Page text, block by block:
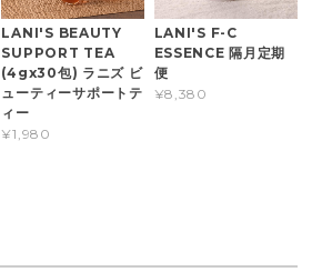
LANI'S BEAUTY
SUPPORT TEA
(4gx30包) ラニズ ビ
ューティーサポートテ
ィー
¥1,980
LANI'S F-C
ESSENCE 隔月定期
便
¥8,380